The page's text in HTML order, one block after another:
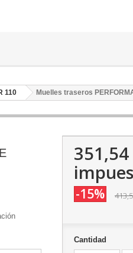
110 Muelles traseros
351,54
-15%
Cantidad